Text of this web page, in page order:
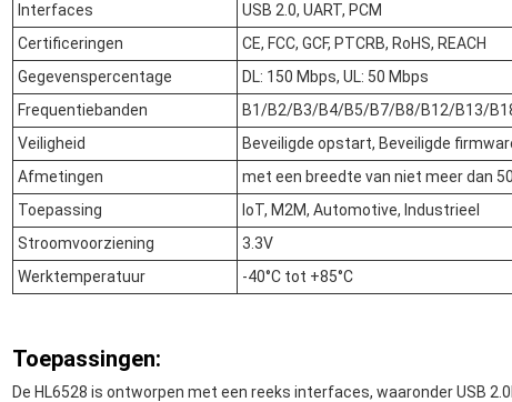
Interfaces
USB 2.0, UART, PCM
Certificeringen
CE, FCC, GCF, PTCRB, RoHS, REACH
Gegevenspercentage
DL: 150 Mbps, UL: 50 Mbps
Frequentiebanden
B1/B2/B3/B4/B5/B7/B8/B12/B13/
Veiligheid
Beveiligde opstart, Beveiligde
Afmetingen
met een breedte van niet meer dan
Toepassing
IoT, M2M, Automotive, Industrieel
Stroomvoorziening
3.3V
Werktemperatuur
-40°C tot +85°C
Toepassingen:
De HL6528 is ontworpen met een reeks interfaces, waaronder USB